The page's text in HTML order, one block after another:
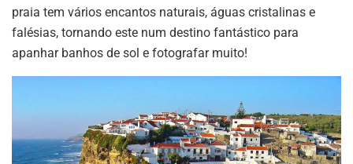
praia tem vários encantos naturais, águas cristalinas e
falésias, tornando este num destino fantástico para
apanhar banhos de sol e fotografar muito!